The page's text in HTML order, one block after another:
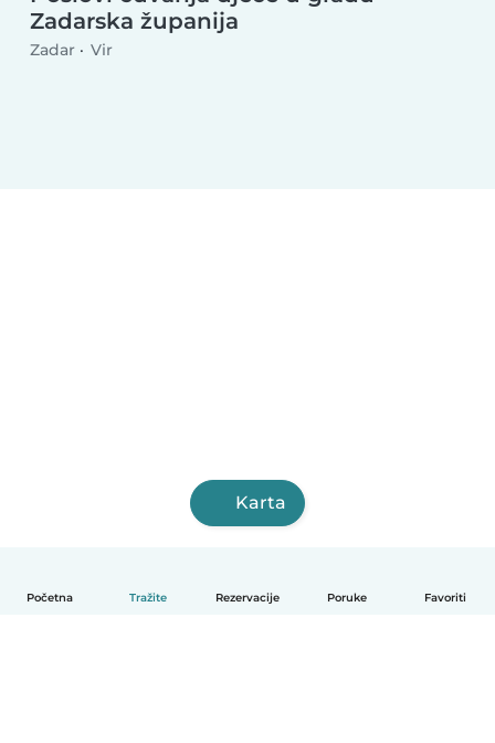
Početna Tražite Rezervacije Poruke Favoriti
Zadarska županija
Zadar Vir
Karta